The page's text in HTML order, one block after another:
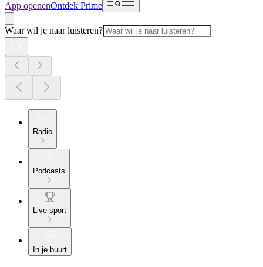
App openenOntdek Prime
Waar wil je naar luisteren?
Radio
Podcasts
Live sport
In je buurt